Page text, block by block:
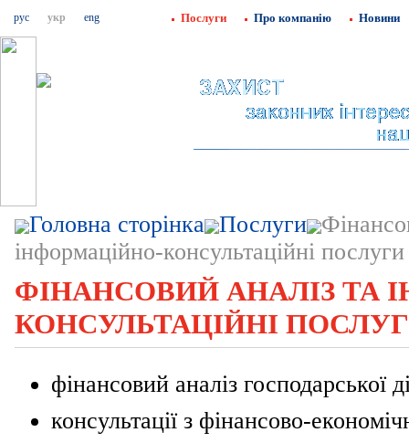
рус укр eng Послуги Про компанію Новини
Головна сторінка Послуги
інформаційно-консультаційні послуги
ФІНАНСОВИЙ АНАЛІЗ ТА
КОНСУЛЬТАЦІЙНІ
фінансовий аналіз господарської
консультації з фінансово-